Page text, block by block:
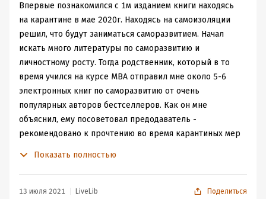
Впервые познакомился с 1м изданием книги находясь
на карантине в мае 2020г. Находясь на самоизоляции
решил, что будут заниматься саморазвитием. Начал
искать много литературы по саморазвитию и
личностному росту. Тогда родственник, который в то
время учился на курсе MBA отправил мне около 5-6
электронных книг по саморазвитию от очень
популярных авторов бестселлеров. Как он мне
объяснил, ему посоветовал предодаватель -
рекомендовано к прочтению во время карантиных мер
и передают опыт, пройденный людьми, при этом
Показать полностью
13 июля 2021 LiveLib Поделиться